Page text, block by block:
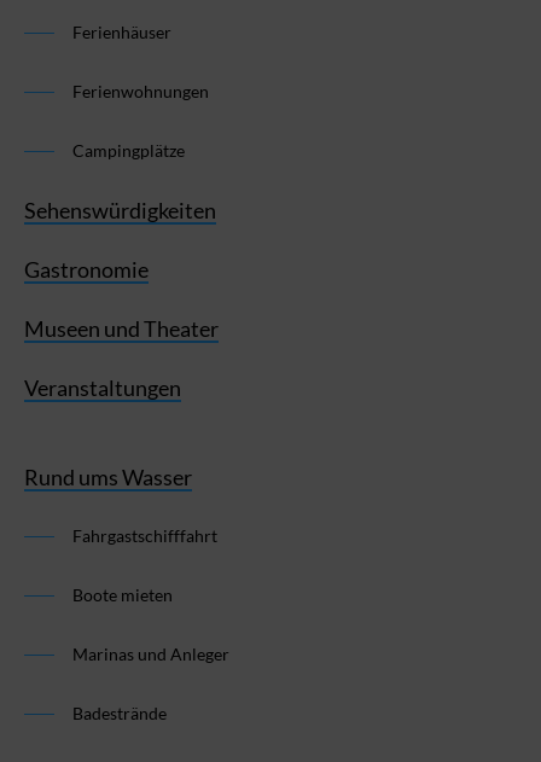
Ferienhäuser
Ferienwohnungen
Campingplätze
Sehenswürdigkeiten
Gastronomie
Museen und Theater
Veranstaltungen
Rund ums Wasser
Fahrgastschifffahrt
Boote mieten
Marinas und Anleger
Badestrände